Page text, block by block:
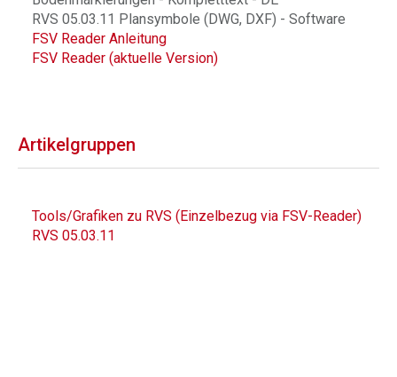
RVS 05.03.11 Plansymbole (DWG, DXF) - Software
FSV Reader Anleitung
FSV Reader (aktuelle Version)
Artikelgruppen
Tools/Grafiken zu RVS (Einzelbezug via FSV-Reader)
RVS 05.03.11